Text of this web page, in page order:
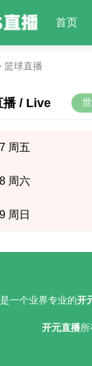
首页
篮球直播
播 / Live
周五
周六
周日
是一个业界专业的开
开元直播